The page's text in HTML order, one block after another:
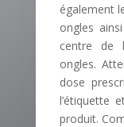
également
ongles
centre de
ongles.
dose
l’étiquette
produit.